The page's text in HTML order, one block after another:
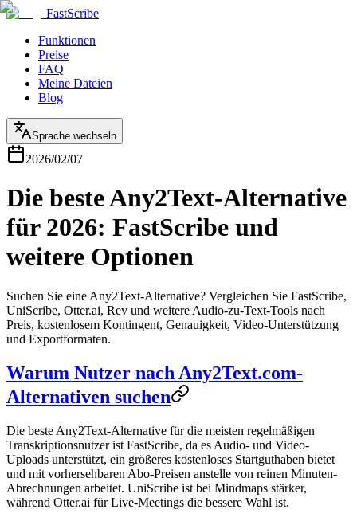
FastScribe
Funktionen
Preise
FAQ
Meine Dateien
Blog
Sprache wechseln
2026/02/07
Die beste Any2Text-Alternative
für 2026: FastScribe und
weitere Optionen
Suchen Sie eine Any2Text-Alternative? Vergleichen Sie FastScribe,
UniScribe, Otter.ai, Rev und weitere Audio-zu-Text-Tools nach
Preis, kostenlosem Kontingent, Genauigkeit, Video-Unterstützung
und Exportformaten.
Warum Nutzer nach Any2Text.com-
Alternativen suchen
Die beste Any2Text-Alternative für die meisten regelmäßigen
Transkriptionsnutzer ist FastScribe, da es Audio- und Video-
Uploads unterstützt, ein größeres kostenloses Startguthaben bietet
und mit vorhersehbaren Abo-Preisen anstelle von reinen Minuten-
Abrechnungen arbeitet. UniScribe ist bei Mindmaps stärker,
während Otter.ai für Live-Meetings die bessere Wahl ist.